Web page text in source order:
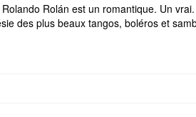
Rolán est un romantique. Un
des plus beaux tangos, boléros et